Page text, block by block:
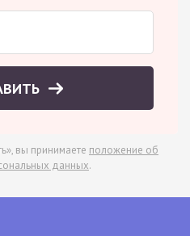
вы принимаете положение об
данных.